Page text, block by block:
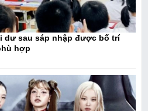
dư sau sáp nhập được bố trí
hợp